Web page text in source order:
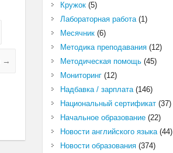
→
Кружок(5)
Лабораторная работа(1)
Месячник(6)
Методика преподавания(12)
Методическая помощь(45)
Мониторинг(12)
Надбавка / зарплата(146)
Национальный сертификат(37)
Начальное образование(22)
Новости английского языка(44)
Новости образования(374)